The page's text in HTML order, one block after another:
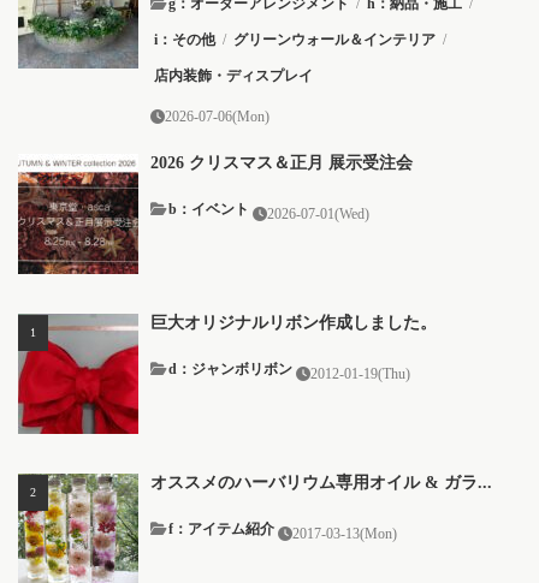
i：その他 / グリーンウォール＆インテリア /
店内装飾・ディスプレイ
2026-07-06(Mon)
2026 クリスマス＆正月 展示受注会
b：イベント 2026-07-01(Wed)
巨大オリジナルリボン作成しました。
2012-01-19(Thu)
d：ジャンボリボン
オススメのハーバリウム専用オイル & ガラ...
2017-03-13(Mon)
f：アイテム紹介